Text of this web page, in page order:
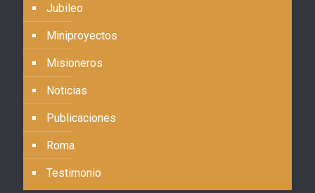
Jubileo
Miniproyectos
Misioneros
Noticias
Publicaciones
Roma
Testimonio